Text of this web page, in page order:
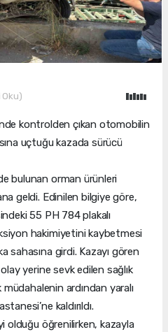
kontrolden çıkan otomobilin
uçtuğu kazada sürücü
bulunan orman ürünleri
geldi. Edinilen bilgiye göre,
55 PH 784 plakalı
hakimiyetini kaybetmesi
sahasına girdi. Kazayı gören
yerine sevk edilen sağlık
ardından yaralı
kaldırıldı.
olduğu öğrenilirken, kazayla